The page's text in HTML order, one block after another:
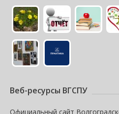
Веб-ресурсы ВГСПУ
Официальный сайт